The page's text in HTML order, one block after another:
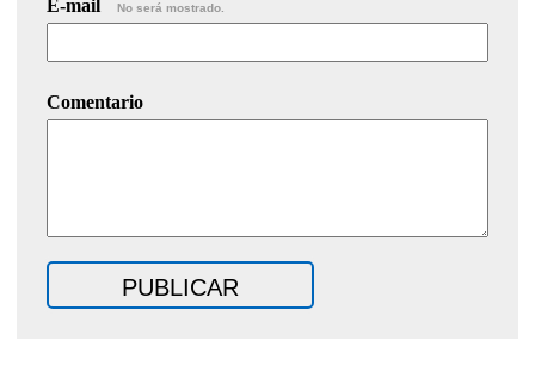
E-mail No será mostrado.
Comentario